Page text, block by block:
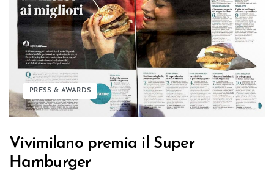
PRESS & AWARDS
Vivimilano premia il Super
Hamburger